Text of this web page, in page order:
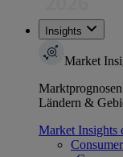
Insights
Market
Ländern &
Market Insights
Consumer